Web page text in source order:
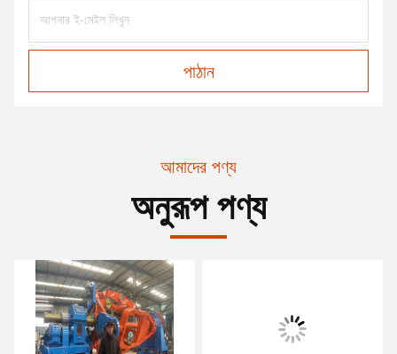
পাঠান
আমাদের পণ্য
অনুরূপ পণ্য